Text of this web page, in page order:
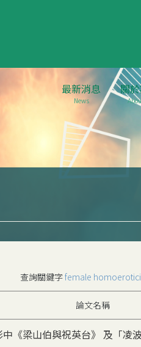
最新消息
News
關
查詢關鍵字female
論文名稱
《梁山伯與祝英台》 及「凌